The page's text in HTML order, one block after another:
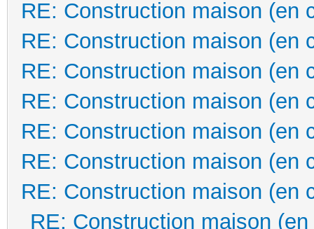
RE: Construction maison (en
RE: Construction maison (en
RE: Construction maison (en
RE: Construction maison (en
RE: Construction maison (en
RE: Construction maison (en
RE: Construction maison (en
RE: Construction maison